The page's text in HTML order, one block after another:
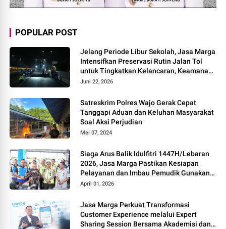
POPULAR POST
Jelang Periode Libur Sekolah, Jasa Marga
Intensifkan Preservasi Rutin Jalan Tol
untuk Tingkatkan Kelancaran, Keamanan
dan Kenyamanan Perjalanan
Juni 22, 2026
Satreskrim Polres Wajo Gerak Cepat
Tanggapi Aduan dan Keluhan Masyarakat
Soal Aksi Perjudian
Mei 07, 2024
Siaga Arus Balik Idulfitri 1447H/Lebaran
2026, Jasa Marga Pastikan Kesiapan
Pelayanan dan Imbau Pemudik Gunakan
Rest Area Alternatif
April 01, 2026
Jasa Marga Perkuat Transformasi
Customer Experience melalui Expert
Sharing Session Bersama Akademisi dan